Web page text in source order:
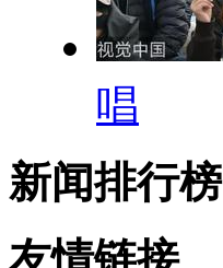
唱
新闻排行榜